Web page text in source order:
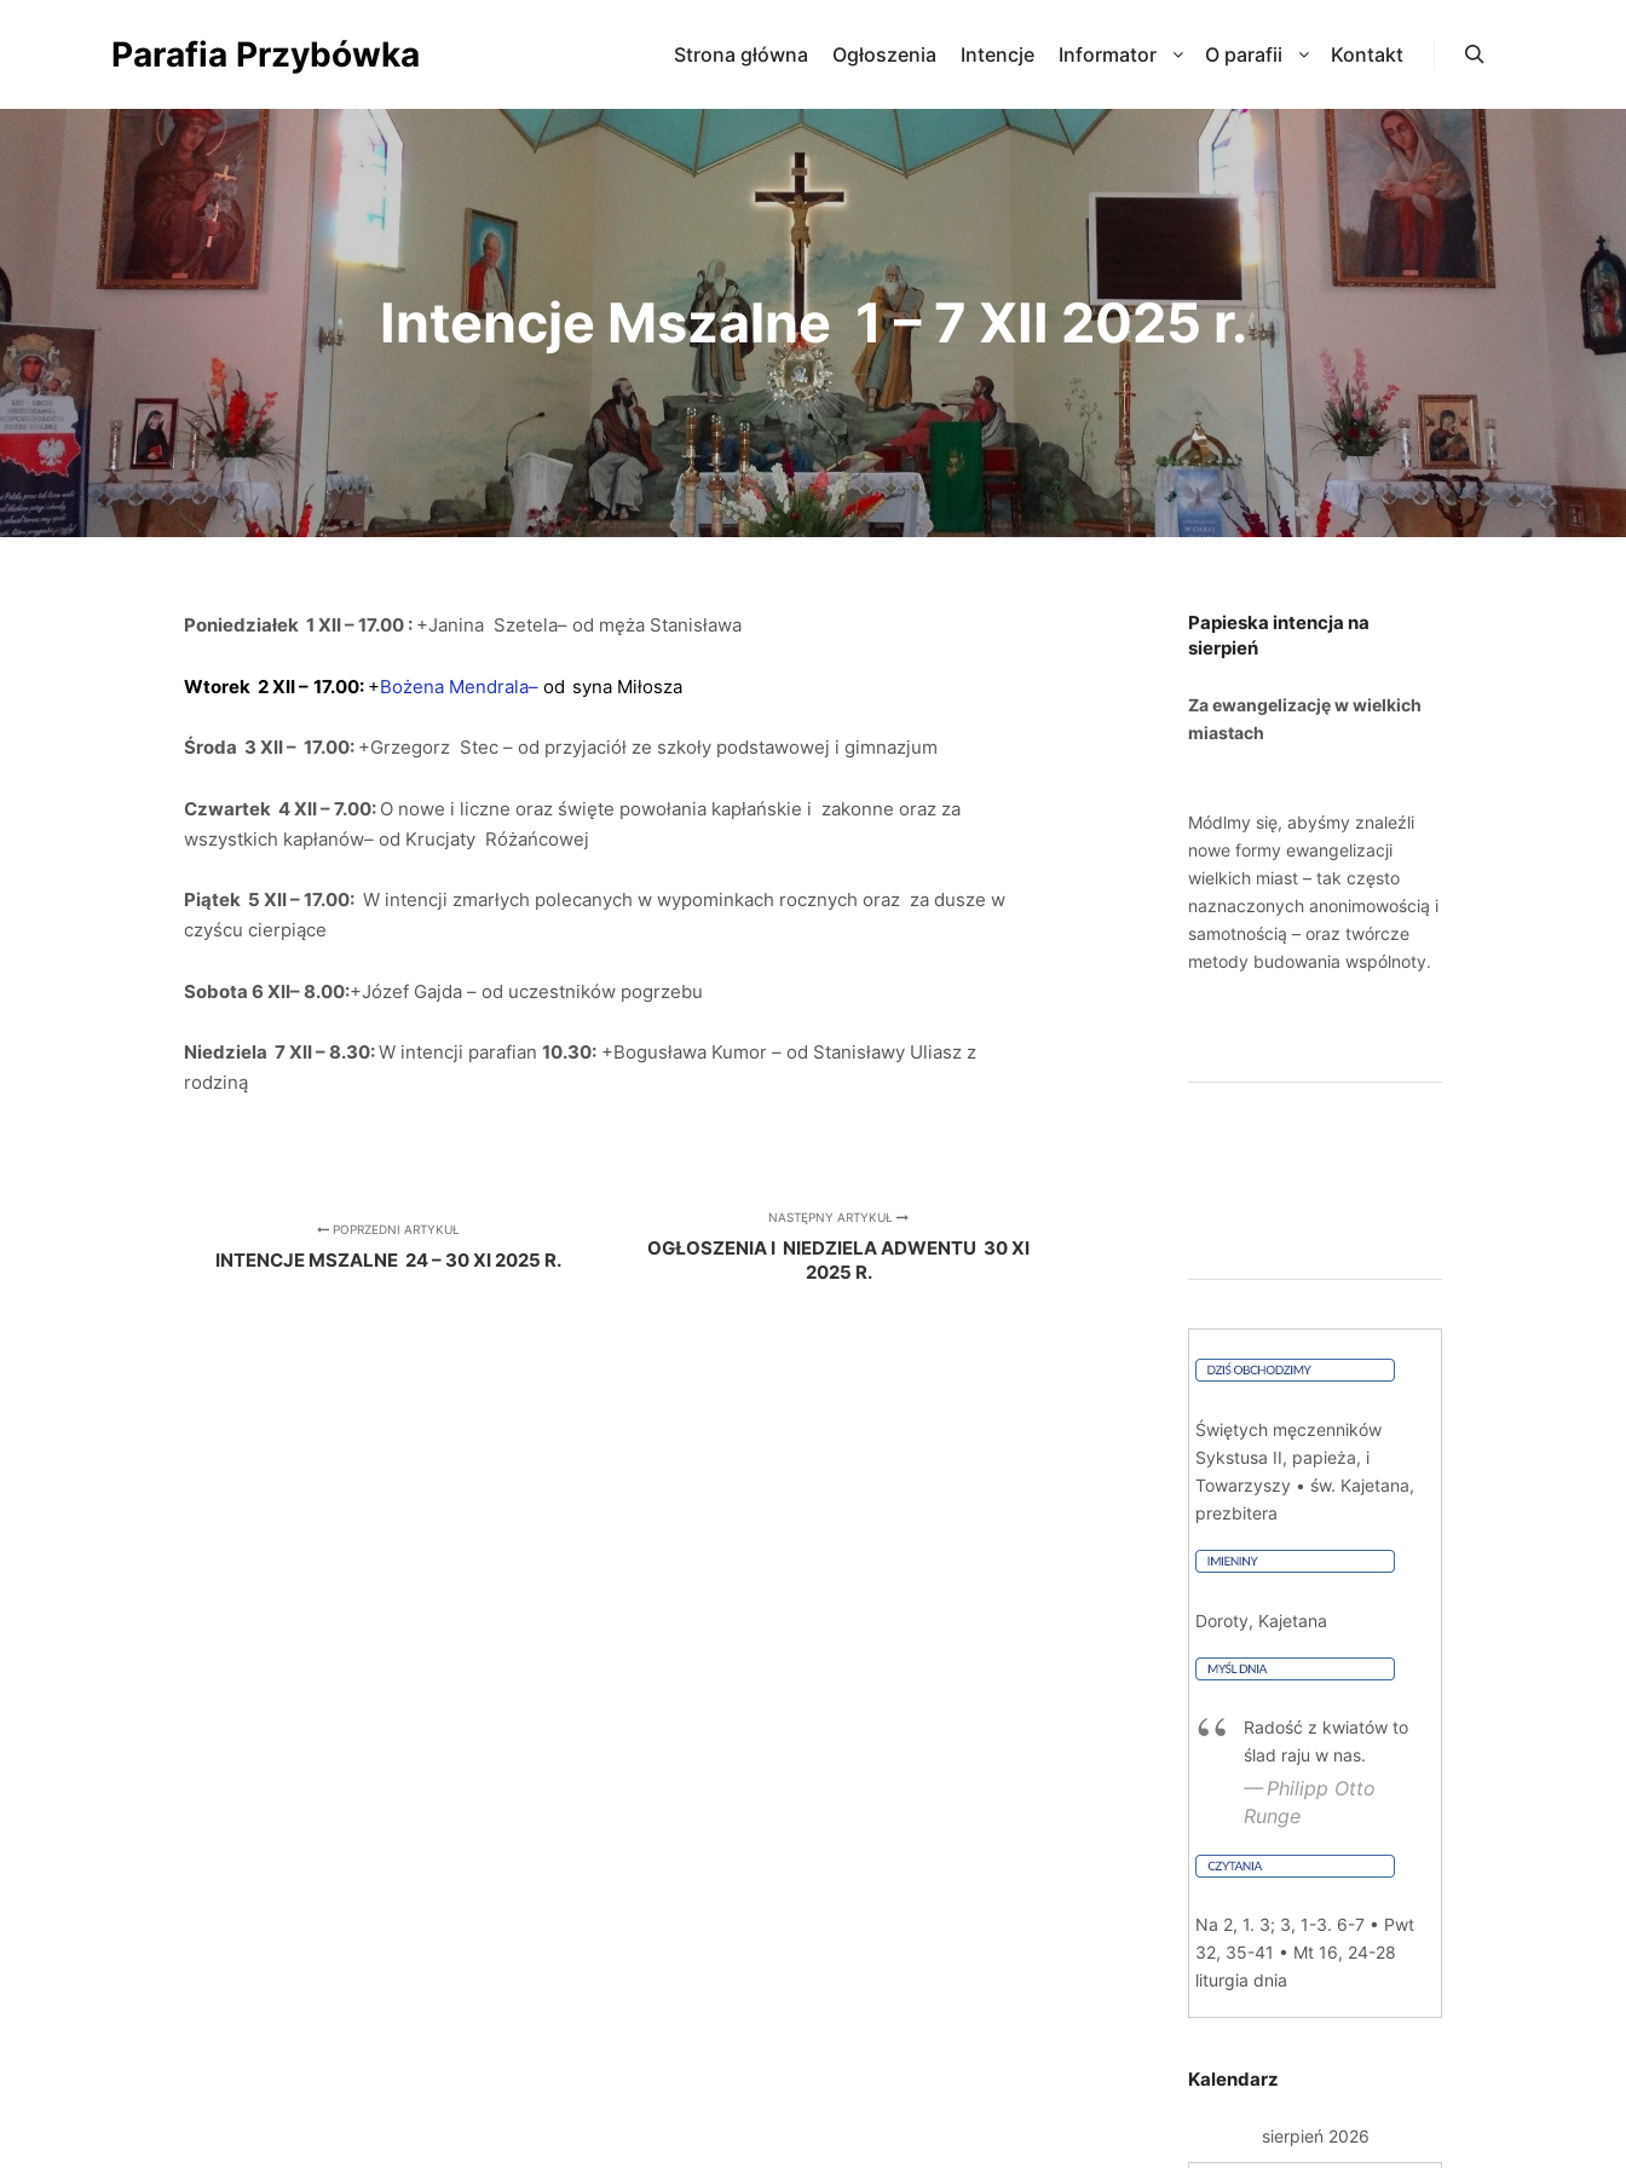
Parafia Przybówka Strona główna Ogłoszenia Intencje Informator O parafii Kontakt
Intencje Mszalne 1 – 7 XII 2025 r.
Poniedziałek 1 XII – 17.00 : +Janina Szetela– od męża Stanisława
Wtorek 2 XII – 17.00: +Bożena Mendrala– od syna Miłosza
Środa 3 XII – 17.00: +Grzegorz Stec – od przyjaciół ze szkoły podstawowej i gimnazjum
Czwartek 4 XII – 7.00: O nowe i liczne oraz święte powołania kapłańskie i zakonne oraz za
wszystkich kapłanów– od Krucjaty Różańcowej
Piątek 5 XII – 17.00: W intencji zmarłych polecanych w wypominkach rocznych oraz za dusze w
czyścu cierpiące
Sobota 6 XII– 8.00:+Józef Gajda – od uczestników pogrzebu
Niedziela 7 XII – 8.30:W intencji parafian 10.30: +Bogusława Kumor – od Stanisławy Uliasz z
rodziną
POPRZEDNI ARTYKUŁ
INTENCJE MSZALNE 24 – 30 XI 2025 R.
NASTĘPNY ARTYKUŁ
OGŁOSZENIA I NIEDZIELA ADWENTU 30 XI
2025 R.
Papieska intencja na
sierpień
Za ewangelizację w wielkich
miastach
Módlmy się, abyśmy znaleźli
nowe formy ewangelizacji
wielkich miast – tak często
naznaczonych anonimowością i
samotnością – oraz twórcze
metody budowania wspólnoty.
Świętych męczenników
Sykstusa II, papieża, i
Towarzyszy • św. Kajetana,
prezbitera
Doroty, Kajetana
Radość z kwiatów to
ślad raju w nas.
Philipp Otto
Runge
Na 2, 1. 3; 3, 1-3. 6-7 • Pwt
32, 35-41 • Mt 16, 24-28
liturgia dnia
Kalendarz
sierpień 2026